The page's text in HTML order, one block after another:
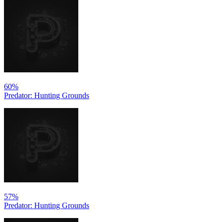
60%
Predator: Hunting Grounds
57%
Predator: Hunting Grounds